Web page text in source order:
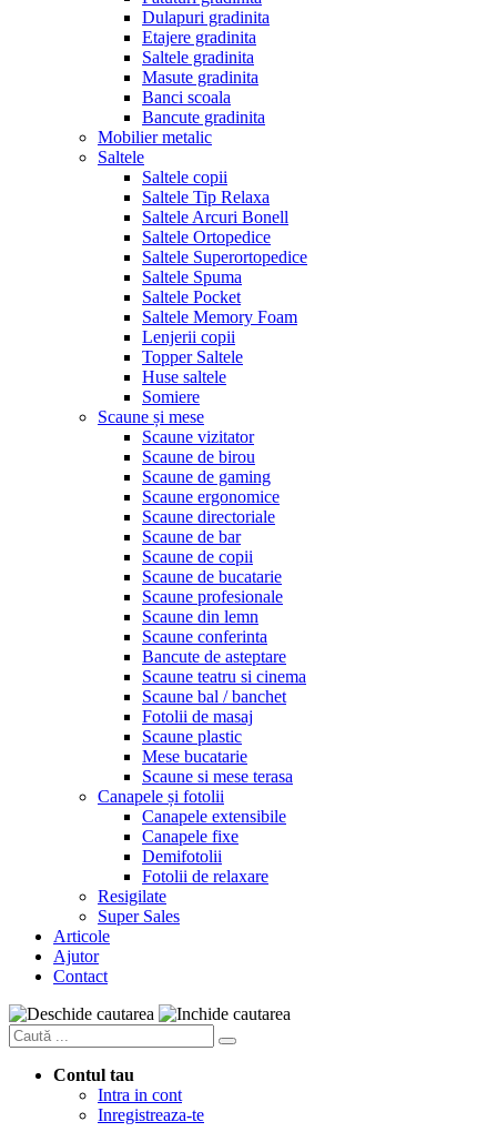
Dulapuri gradinita
Etajere gradinita
Saltele gradinita
Masute gradinita
Banci scoala
Bancute gradinita
Mobilier metalic
Saltele
Saltele copii
Saltele Tip Relaxa
Saltele Arcuri Bonell
Saltele Ortopedice
Saltele Superortopedice
Saltele Spuma
Saltele Pocket
Saltele Memory Foam
Lenjerii copii
Topper Saltele
Huse saltele
Somiere
Scaune și mese
Scaune vizitator
Scaune de birou
Scaune de gaming
Scaune ergonomice
Scaune directoriale
Scaune de bar
Scaune de copii
Scaune de bucatarie
Scaune profesionale
Scaune din lemn
Scaune conferinta
Bancute de asteptare
Scaune teatru si cinema
Scaune bal / banchet
Fotolii de masaj
Scaune plastic
Mese bucatarie
Scaune si mese terasa
Canapele și fotolii
Canapele extensibile
Canapele fixe
Demifotolii
Fotolii de relaxare
Resigilate
Super Sales
Articole
Ajutor
Contact
Contul tau
Intra in cont
Inregistreaza-te